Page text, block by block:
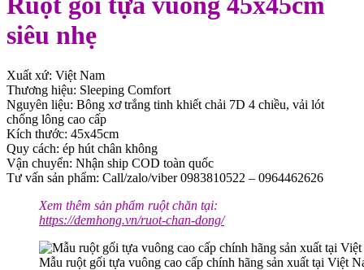
siêu nhẹ
Xuất xứ: Việt Nam
Thương hiệu: Sleeping Comfort
Nguyên liệu: Bông xơ trắng tinh khiết chải 7D 4 chiều, vải lót
chống lông cao cấp
Kích thước: 45x45cm
Quy cách: ép hút chân không
Vận chuyển: Nhận ship COD toàn quốc
Tư vấn sản phẩm: Call/zalo/viber 0983810522 – 0964462626
Xem thêm sản phẩm ruột chăn tại:
https://demhong.vn/ruot-chan-dong/
Mẫu ruột gối tựa vuông cao cấp chính hãng sản xuất tại Việt